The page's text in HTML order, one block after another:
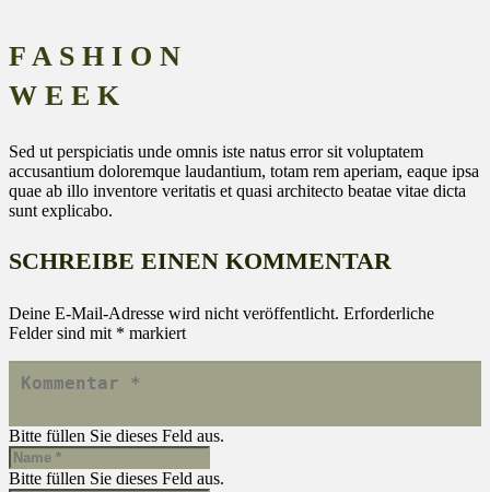
F A S H I O N
W E E K
Sed ut perspiciatis unde omnis iste natus error sit voluptatem
accusantium doloremque laudantium, totam rem aperiam, eaque ipsa
quae ab illo inventore veritatis et quasi architecto beatae vitae dicta
sunt explicabo.
SCHREIBE EINEN KOMMENTAR
Deine E-Mail-Adresse wird nicht veröffentlicht. Erforderliche
Felder sind mit * markiert
Bitte füllen Sie dieses Feld aus.
Bitte füllen Sie dieses Feld aus.